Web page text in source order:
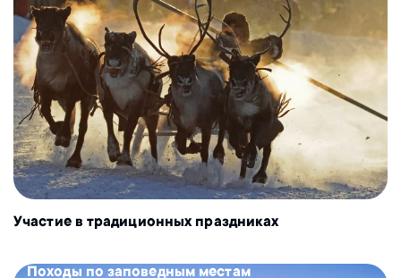
Участие в традиционных праздниках
Походы по заповедным местам